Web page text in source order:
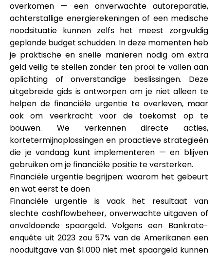
Merken Galerij
Merkselectie
Rekenmachines
Rondegeschiedenis
Blog
Neem contact op
overkomen — een onverwachte autoreparatie,
achterstallige energierekeningen of een medische
noodsituatie kunnen zelfs het meest zorgvuldig
geplande budget schudden. In deze momenten heb
je praktische en snelle manieren nodig om extra
geld veilig te stellen zonder ten prooi te vallen aan
oplichting of onverstandige beslissingen. Deze
uitgebreide gids is ontworpen om je niet alleen te
helpen de financiële urgentie te overleven, maar
ook om veerkracht voor de toekomst op te
bouwen. We verkennen directe acties,
kortetermijnoplossingen en proactieve strategieën
die je vandaag kunt implementeren — en blijven
gebruiken om je financiële positie te versterken.
Financiële urgentie begrijpen: waarom het gebeurt
en wat eerst te doen
Financiële urgentie is vaak het resultaat van
slechte cashflowbeheer, onverwachte uitgaven of
onvoldoende spaargeld. Volgens een Bankrate-
enquête uit 2023 zou 57% van de Amerikanen een
nooduitgave van $1.000 niet met spaargeld kunnen